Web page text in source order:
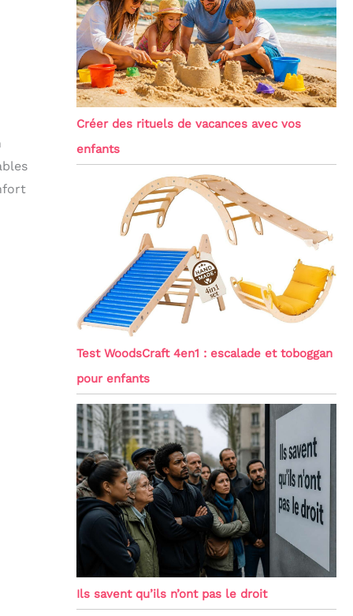
Créer des rituels de vacances avec vos
enfants
Test WoodsCraft 4en1 : escalade et toboggan
pour enfants
Ils savent qu’ils n’ont pas le droit